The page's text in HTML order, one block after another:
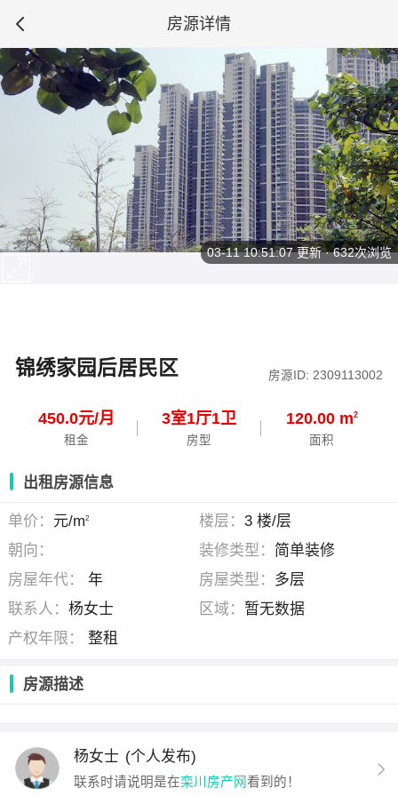
房源详情
锦绣家园后居民区 房源ID: 2309113002
450.0元/月
租金
3室1厅1卫
房型
120.00 m2
面积
03-11 10:51:07更新 · 632次浏览
出租房源信息
单价： 元/m2 楼层： 3 楼/层
朝向：
装修类型： 简单装修
房屋年代：
年 房屋类型： 多层
联系人：杨女士 区域： 暂无数据
产权年限：
整租
房源描述
杨女士 (个人发布)
联系时请说明是在栾川房产网看到的！